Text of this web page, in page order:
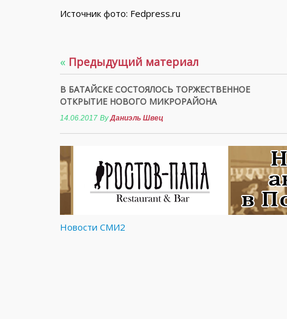
Источник фото: Fedpress.ru
« Предыдущий материал
В БАТАЙСКЕ СОСТОЯЛОСЬ ТОРЖЕСТВЕННОЕ
ОТКРЫТИЕ НОВОГО МИКРОРАЙОНА
14.06.2017 ByДаниэль Швец
Новости СМИ2